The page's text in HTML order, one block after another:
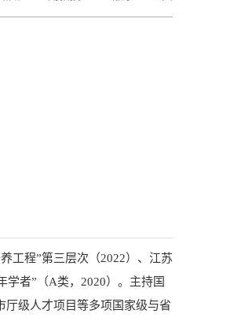
工程”第三层次（2022）、江苏
学者”（A类，2020）。主持国
厅级人才项目等多项国家级与省